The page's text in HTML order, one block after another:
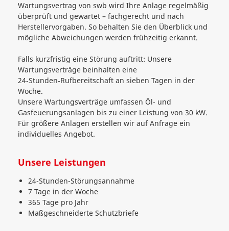
Wartungsvertrag von swb wird Ihre Anlage regelmäßig
überprüft und gewartet – fachgerecht und nach
Herstellervorgaben. So behalten Sie den Überblick und
mögliche Abweichungen werden frühzeitig erkannt.
Falls kurzfristig eine Störung auftritt: Unsere
Wartungsverträge beinhalten eine
24‑Stunden‑Rufbereitschaft an sieben Tagen in der
Woche.
Unsere Wartungsverträge umfassen Öl‑ und
Gasfeuerungsanlagen bis zu einer Leistung von 30 kW.
Für größere Anlagen erstellen wir auf Anfrage ein
individuelles Angebot.
Unsere Leistungen
24-Stunden-Störungsannahme
7 Tage in der Woche
365 Tage pro Jahr
Maßgeschneiderte Schutzbriefe